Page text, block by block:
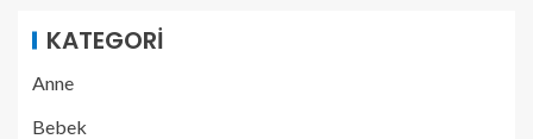
KATEGORI
Anne
Bebek